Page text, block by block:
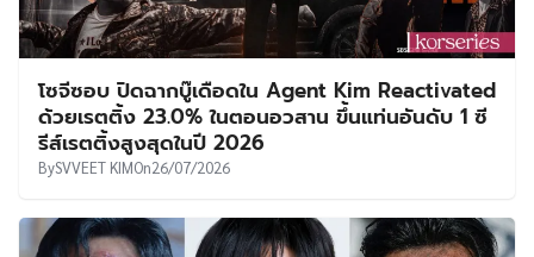
โซจีซอบ ปิดฉากบู๊เดือดใน Agent Kim Reactivated
ด้วยเรตติ้ง 23.0% ในตอนอวสาน ขึ้นแท่นอันดับ 1 ซี
รีส์เรตติ้งสูงสุดในปี 2026
BySVVEET KIMOn26/07/2026